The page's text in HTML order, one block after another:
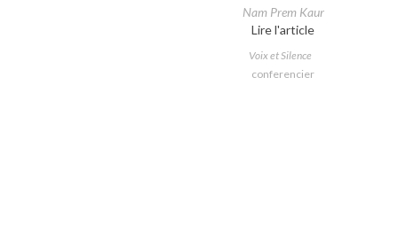
Nam Prem Kaur
Lire l'article
Voix et Silence
conferencier